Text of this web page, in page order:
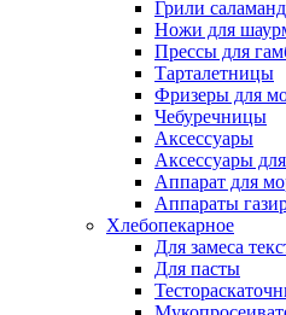
Грили
Ножи для
Прессы для
Тарталетницы
Фризеры для
Чебуречницы
Аксессуары
Аксессуары
Аппарат для
Аппараты
Хлебопекарное
Для замеса
Для пасты